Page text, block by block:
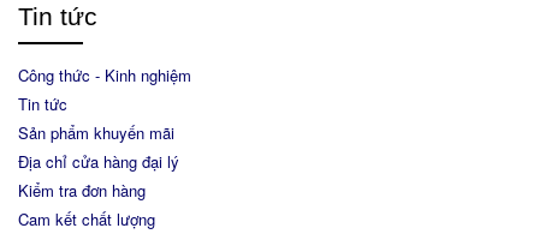
Tin tức
Công thức - Kinh nghiệm
Tin tức
Sản phẩm khuyến mãi
Địa chỉ cửa hàng đại lý
Kiểm tra đơn hàng
Cam kết chất lượng